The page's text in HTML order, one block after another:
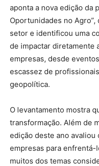
aponta a nova edição da
Oportunidades no Agro”,
setor e identificou uma
de impactar diretamente
empresas, desde
escassez de
geopolítica.
O levantamento mostra
transformação. Além de
edição deste ano avaliou
empresas para enfrentá-
muitos dos temas